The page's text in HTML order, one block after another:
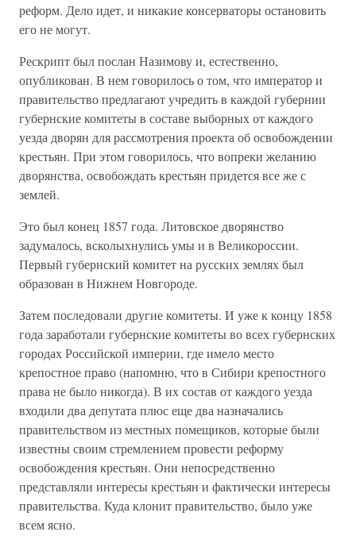
реформ. Дело идет, и никакие консерваторы остановить
его не могут.
Рескрипт был послан Назимову и, естественно,
опубликован. В нем говорилось о том, что император и
правительство предлагают учредить в каждой губернии
губернские комитеты в составе выборных от каждого
уезда дворян для рассмотрения проекта об освобождении
крестьян. При этом говорилось, что вопреки желанию
дворянства, освобождать крестьян придется все же с
землей.
Это был конец 1857 года. Литовское дворянство
задумалось, всколыхнулись умы и в Великороссии.
Первый губернский комитет на русских землях был
образован в Нижнем Новгороде.
Затем последовали другие комитеты. И уже к концу 1858
года заработали губернские комитеты во всех губернских
городах Российской империи, где имело место
крепостное право (напомню, что в Сибири крепостного
права не было никогда). В их состав от каждого уезда
входили два депутата плюс еще два назначались
правительством из местных помещиков, которые были
известны своим стремлением провести реформу
освобождения крестьян. Они непосредственно
представляли интересы крестьян и фактически интересы
правительства. Куда клонит правительство, было уже
всем ясно.